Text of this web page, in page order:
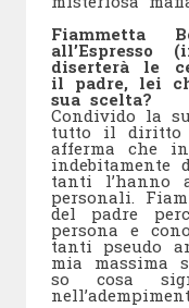
Fiammetta
diserterà le
il padre, lei
sua scelta?
Condivido la
tutto il diritto
afferma che
indebitamente
tanti l’hanno
personali.
del padre
persona e
tanti pseudo
mia massima
so cosa